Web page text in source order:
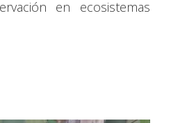
en ecosistemas